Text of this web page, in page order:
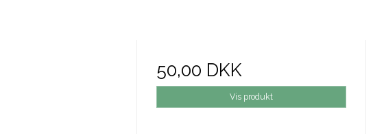
50,00 DKK
Vis produkt